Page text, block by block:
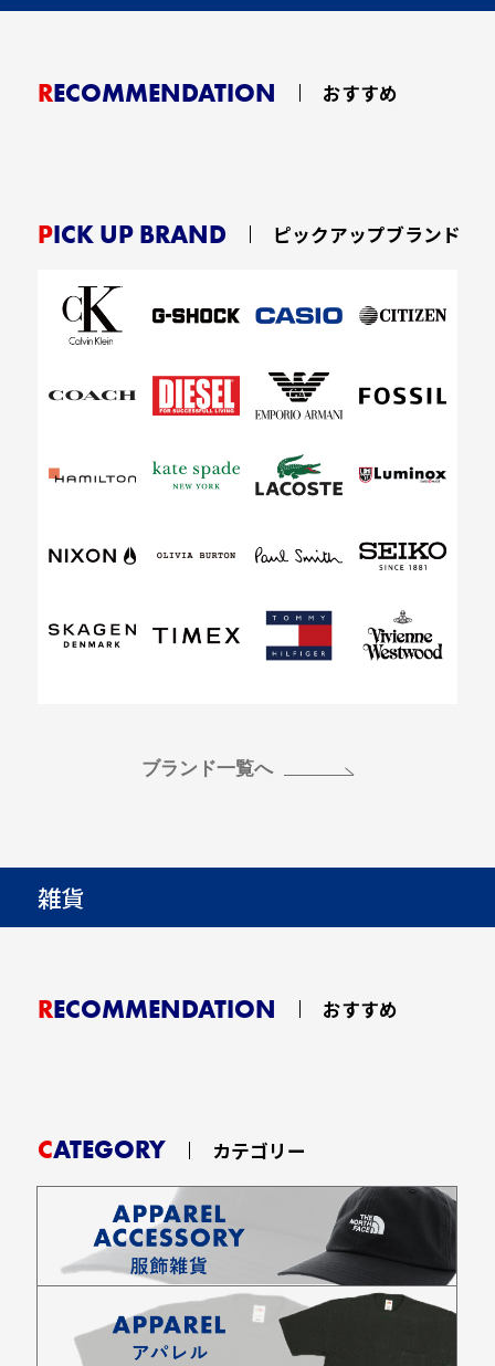
お買い物を続ける カートへ進む
RECOMMENDATION おすすめ
PICK UP BRAND ピックアップブランド
ブランド一覧へ
雑貨
RECOMMENDATION おすすめ
CATEGORY カテゴリー